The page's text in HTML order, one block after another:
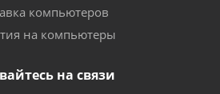
компьютеров
на компьютеры
на связи